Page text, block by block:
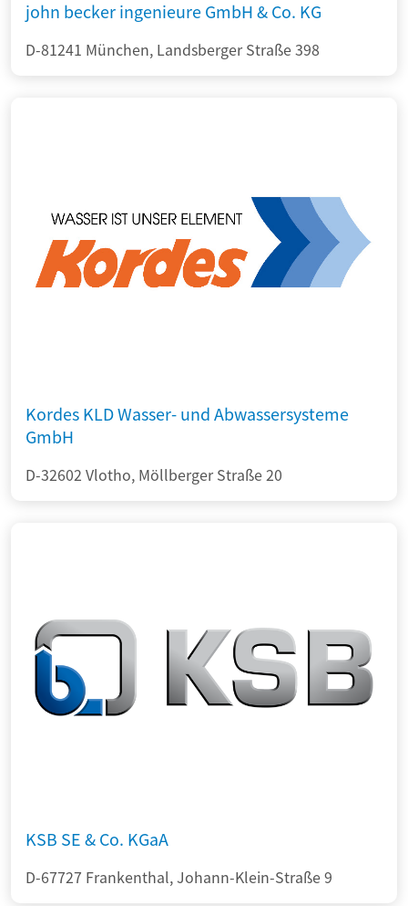
john becker ingenieure GmbH & Co. KG
D-81241 München, Landsberger Straße 398
Kordes KLD Wasser- und Abwassersysteme
GmbH
D-32602 Vlotho, Möllberger Straße 20
KSB SE & Co. KGaA
D-67727 Frankenthal, Johann-Klein-Straße 9